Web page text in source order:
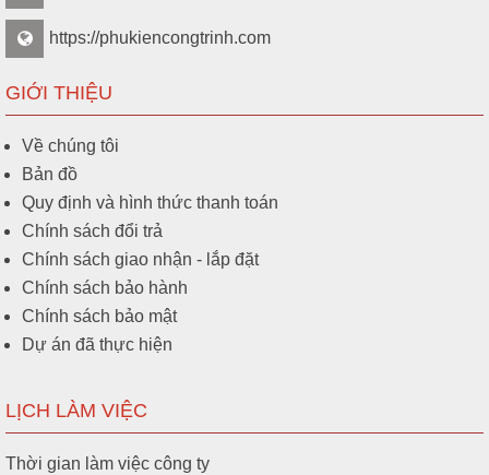
https://phukiencongtrinh.com
GIỚI THIỆU
Về chúng tôi
Bản đồ
Quy định và hình thức thanh toán
Chính sách đổi trả
Chính sách giao nhận - lắp đặt
Chính sách bảo hành
Chính sách bảo mật
Dự án đã thực hiện
LỊCH LÀM VIỆC
Thời gian làm việc công ty